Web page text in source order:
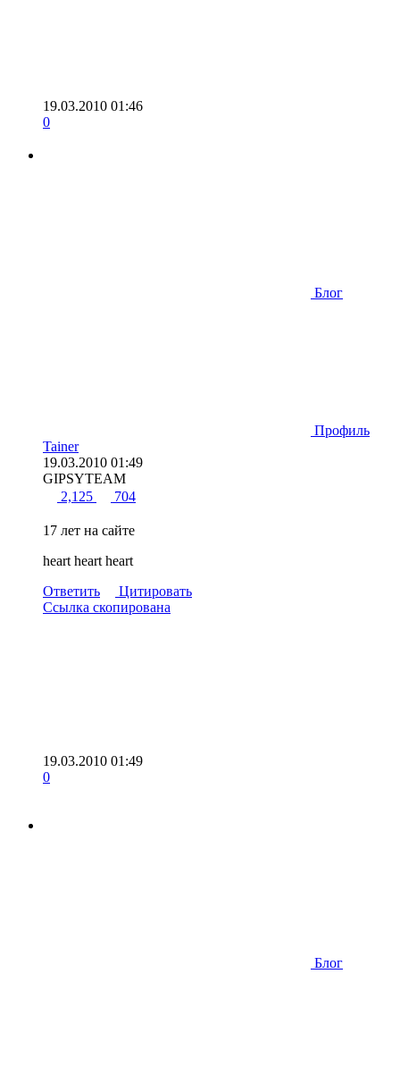
19.03.2010 01:46
0
Блог
Профиль
Tainer
19.03.2010 01:49
GIPSYTEAM
2,125
704
17 лет на сайте
heart heart heart
Ответить
Цитировать
Ссылка скопирована
19.03.2010 01:49
0
Блог